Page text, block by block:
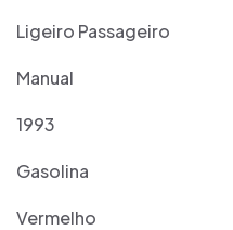
Ligeiro Passageiro
Manual
1993
Gasolina
Vermelho